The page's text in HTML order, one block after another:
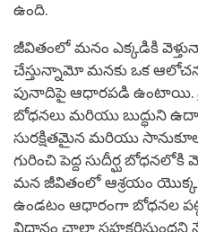
ఉంది.
జీవితంలో మనం ఎక్కడికి
చేస్తున్నామో మనకు ఒక
పునాదిపై ఆధారపడి ఉంటాయి.
బోధనలు మరియు బుద్ధుని
సురక్షితమైన మరియు
గురించి పెద్ద సుదీర్ఘ
మన జీవితంలో ఆశ్రయం యొక్క
ఉండటం ఆధారంగా బోధనల
విధానం చాలా సహకరిస్తుందని